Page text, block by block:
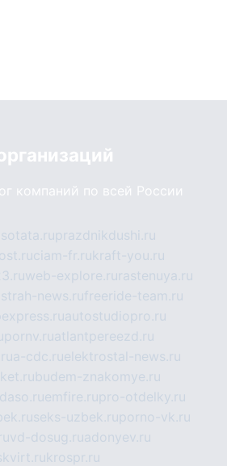
компаний по всей России
prazdnikdushi.ru
ciam-fr.rukraft-you.ru
web-explore.ru rastenuya.ru
strah-news.rufreeride-team.ru
autostudiopro.ru
pornv.ruatlantpereezd.ru
a-cdc.ruelektrostal-news.ru
budem-znakomye.ru
emfire.rupro-otdelky.ru
seks-uzbek.ruporno-vk.ru
vd-dosug.ruadonyev.ru
krospr.ru